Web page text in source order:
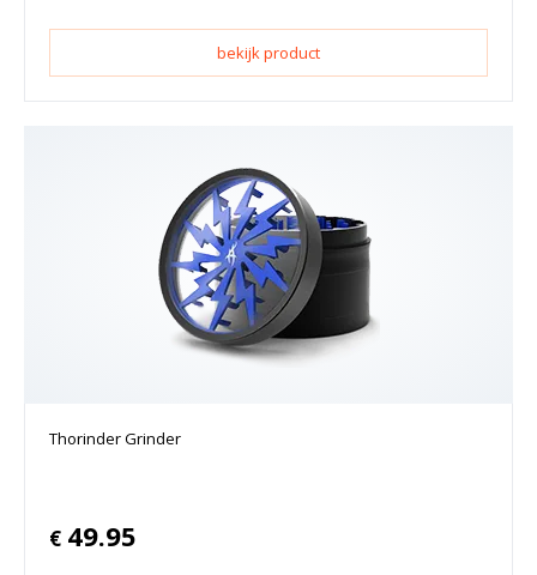
bekijk product
Thorinder Grinder
€ 49.95